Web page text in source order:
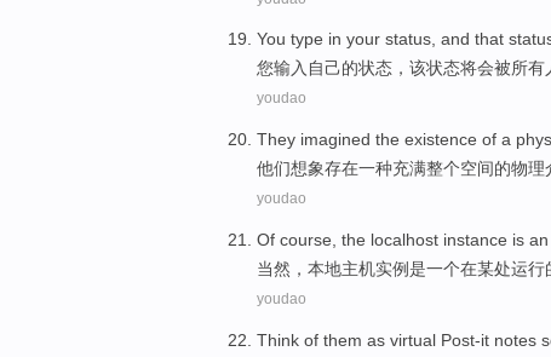
You type in your status, and that
您输入 自己的状态 ， 该状态将会被所有
youdao
They imagined the existence of a
他们想象存在一种充满整个空间的物理
youdao
Of course the localhost instance is an
当然 ， 本地主机实例是一个在某处运行
youdao
Think of them as virtual Post-it notes